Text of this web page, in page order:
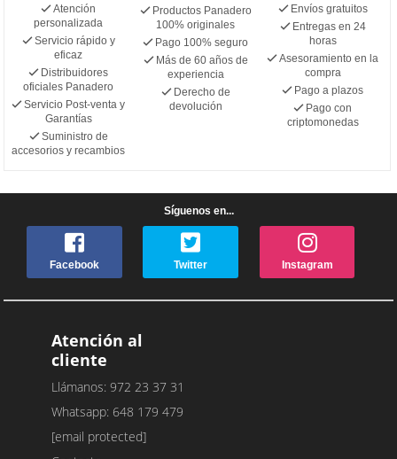
Atención
personalizada
Servicio rápido y
eficaz
Distribuidores
oficiales Panadero
Servicio Post-venta y
Garantías
Suministro de
accesorios y recambios
Productos Panadero
100% originales
Pago 100% seguro
Más de 60 años de
experiencia
Derecho de
devolución
Envíos gratuitos
Entregas en 24
horas
Asesoramiento en la
compra
Pago a plazos
Pago con
criptomonedas
Síguenos en...
Facebook Twitter Instagram
Atención al
cliente
Llámanos: 972 23 37 31
Whatsapp: 648 179 479
[email protected]